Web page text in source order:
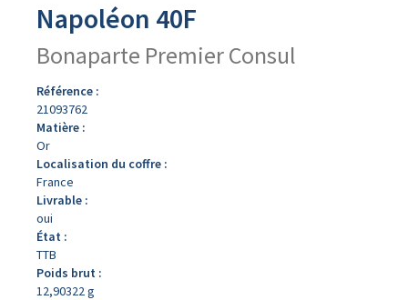
Napoléon 40F
Bonaparte Premier Consul
Référence :
21093762
Matière :
Or
Localisation du coffre :
France
Livrable :
oui
État :
TTB
Poids brut :
12,90322 g